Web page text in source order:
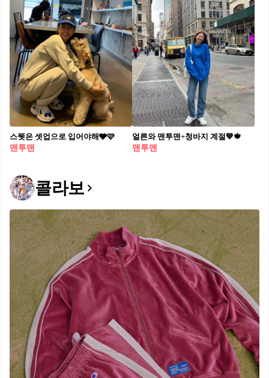
스웻은 셋업으로 입어야해🩶🩷
맨투맨
얼른와 맨투맨+청바지 계절💙🍁
맨투맨
콜라보